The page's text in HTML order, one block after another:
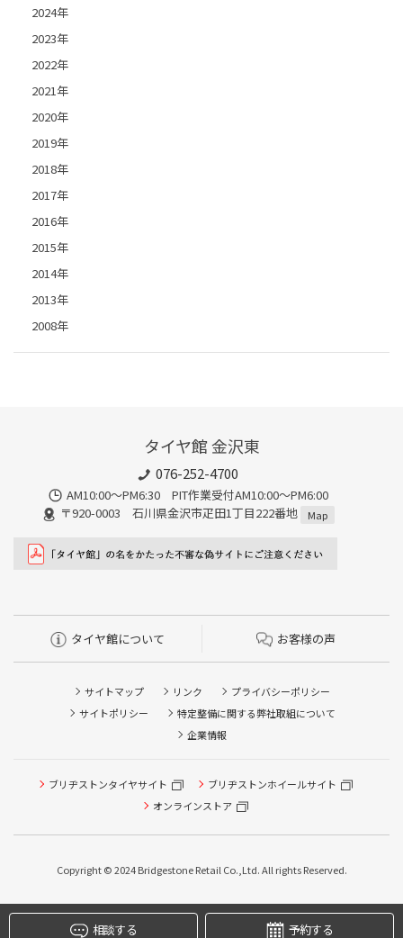
2024年
2023年
2022年
2021年
2020年
2019年
2018年
2017年
2016年
2015年
2014年
2013年
2008年
タイヤ館 金沢東
076-252-4700
AM10:00～PM6:30 PIT作業受付AM10:00～PM6:00
〒920-0003 石川県金沢市疋田1丁目222番地
Map
タイヤ館について お客様の声
サイトマップ リンク
プライバシーポリシー
サイトポリシー
特定整備に関する弊社取組について
企業情報
ブリヂストンタイヤサイト
ブリヂストンホイールサイト
オンラインストア
Copyright © 2024 Bridgestone Retail Co.,Ltd. All rights Reserved.
相談する 予約する
タイヤ点検・安全点検/タイヤ履き替え/オイル交換/その他